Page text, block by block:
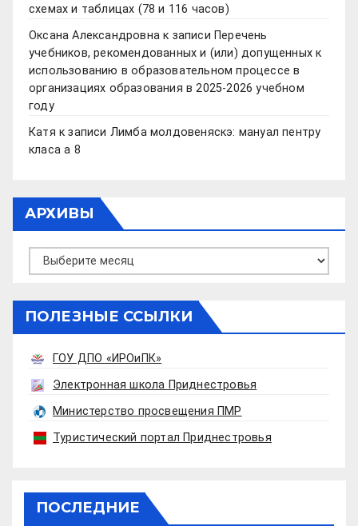
схемах и таблицах (78 и 116 часов)
Оксана Александровна к записи Перечень
учебников, рекомендованных и (или) допущенных к
использованию в образовательном процессе в
организациях образования в 2025-2026 учебном
году
Катя к записи Лимба молдовеняскэ: мануал пентру
класа а 8
АРХИВЫ
Архивы
ПОЛЕЗНЫЕ ССЫЛКИ
ГОУ ДПО «ИРОиПК»
Электронная школа Приднестровья
Министерство просвещения ПМР
Туристический портал Приднестровья
ПОСЛЕДНИЕ